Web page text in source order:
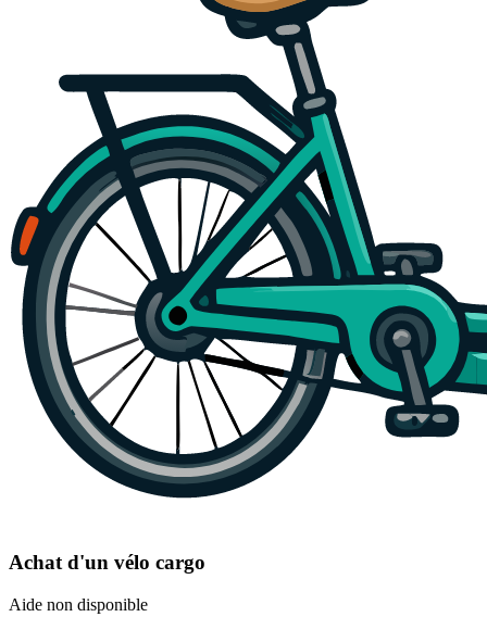
Achat d'un vélo cargo
Aide non disponible